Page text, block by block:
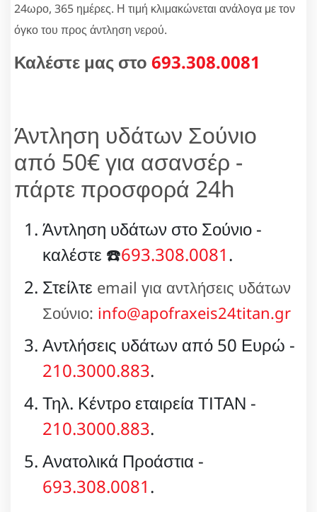
24ωρο, 365 ημέρες. Η τιμή κλιμακώνεται ανάλογα με τον
όγκο του προς άντληση νερού.
Καλέστε μας στο 693.308.0081
Άντληση υδάτων Σούνιο
από 50€ για ασανσέρ -
πάρτε προσφορά 24h
Άντληση υδάτων στο Σούνιο -
καλέστε ☎️693.308.0081.
Στείλτε email για αντλήσεις υδάτων
Σούνιο: info@apofraxeis24titan.gr
Αντλήσεις υδάτων από 50 Ευρώ -
210.3000.883.
Τηλ. Κέντρο εταιρεία ΤΙΤΑΝ -
210.3000.883.
Ανατολικά Προάστια -
693.308.0081.